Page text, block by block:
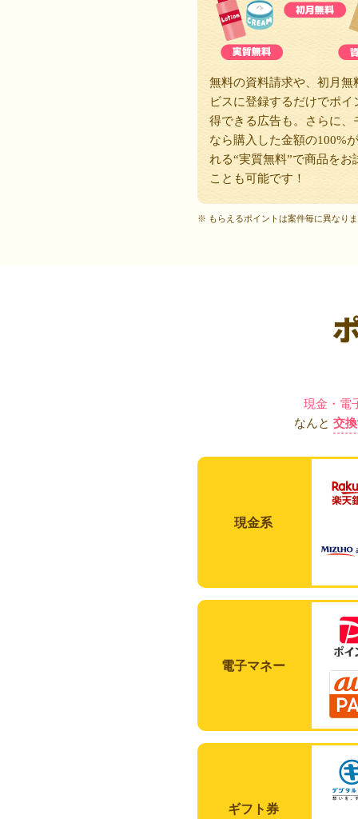
無料の資料請求や、初月無
ビスに登録するだけでポイ
得できる広告も。さらに、
なら購入した金額の100%
れる“実質無料”で商品をお
ことも可能です！
※ もらえるポイントは案件毎に異なり
現金・電
なんと 交
現金系
電子マネー
ギフト券